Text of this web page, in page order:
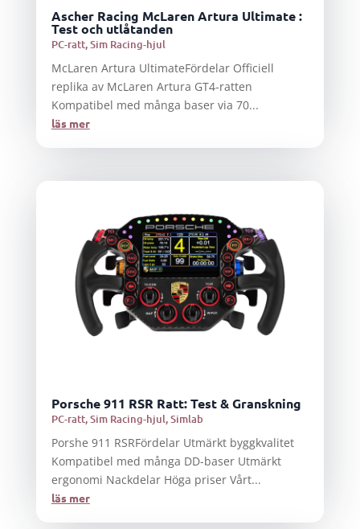
Ascher Racing McLaren Artura Ultimate :
Test och utlåtanden
PC-ratt,Sim Racing-hjul
McLaren Artura UltimateFördelar Officiell
replika av McLaren Artura GT4-ratten
Kompatibel med många baser via 70...
läs mer
Porsche 911 RSR Ratt: Test & Granskning
PC-ratt,Sim Racing-hjul,Simlab
Porshe 911 RSRFördelar Utmärkt byggkvalitet
Kompatibel med många DD-baser Utmärkt
ergonomi Nackdelar Höga priser Vårt...
läs mer